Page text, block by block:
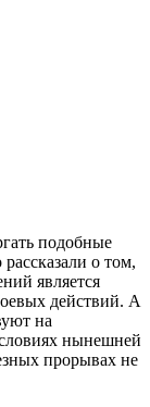
подобные
о том,
является
действий. А
на
нынешней
прорывах не